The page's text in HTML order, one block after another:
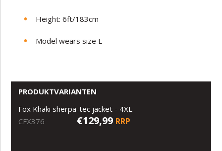
Height: 6ft/183cm
Model wears size L
PRODUKTVARIANTEN
Fox Khaki sherpa-tec jacket - 4XL
CFX376
€129,99 RRP